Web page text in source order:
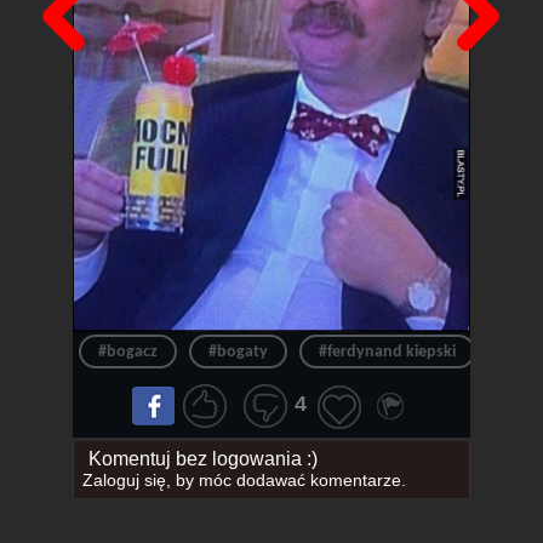
#bogacz #bogaty #ferdynand kiepski
4
Komentuj bez logowania :)
Zaloguj się, by móc dodawać komentarze.